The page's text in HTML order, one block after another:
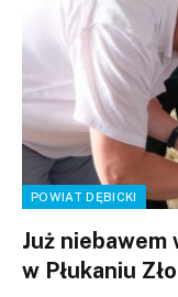
POWIAT DĘBICKI
Już
w Płukaniu